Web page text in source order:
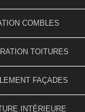
COMBLES
TOITURES
FAÇADES
INTÉRIEURE